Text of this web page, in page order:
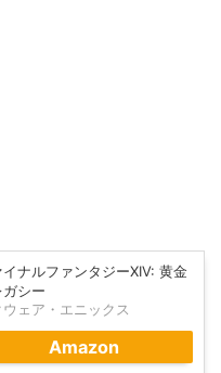
イナルファンタジーXIV: 黄金
シー
ウェア・エニックス
Amazon